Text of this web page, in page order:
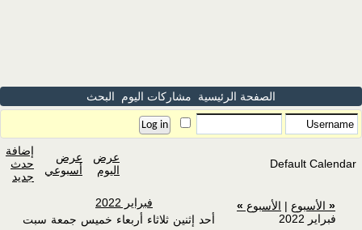
الصفحة الرئيسية مشاركات اليوم البحث
Default Calendar
عرض
اليوم
عرض
أسبوعي
إضافة
حدث
جديد
« الأسبوع | الأسبوع »
فبراير 2022
فبراير 2022
أحد إثنين ثلاثاء أربعاء خميس جمعة سبت